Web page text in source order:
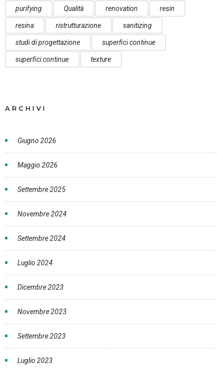
purifying Qualità renovation resin
resina ristrutturazione sanitizing
studi di progettazione superfici continue
superfici continue texture
ARCHIVI
Giugno 2026
Maggio 2026
Settembre 2025
Novembre 2024
Settembre 2024
Luglio 2024
Dicembre 2023
Novembre 2023
Settembre 2023
Luglio 2023